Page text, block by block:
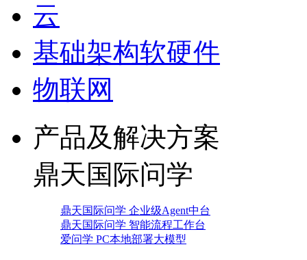
云
基础架构软硬件
物联网
产品及解决方案
鼎天国际问学
鼎天国际问学 企业级Agent中台
鼎天国际问学 智能流程工作台
爱问学 PC本地部署大模型